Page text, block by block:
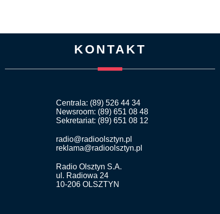
KONTAKT
Centrala: (89) 526 44 34
Newsroom: (89) 651 08 48
Sekretariat: (89) 651 08 12
radio@radioolsztyn.pl
reklama@radioolsztyn.pl
Radio Olsztyn S.A.
ul. Radiowa 24
10-206 OLSZTYN